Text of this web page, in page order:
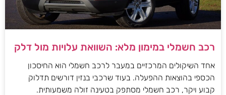
רכב חשמלי במימון מלא: השוואת עלויות מול דלק
אחד השיקולים המרכזיים במעבר לרכב חשמלי הוא החיסכון
הכספי בהוצאות ההפעלה. בעוד שרכבי בנזין דורשים תדלוק
קבוע ויקר, רכב חשמלי מסתפק בטעינה זולה משמעותית.